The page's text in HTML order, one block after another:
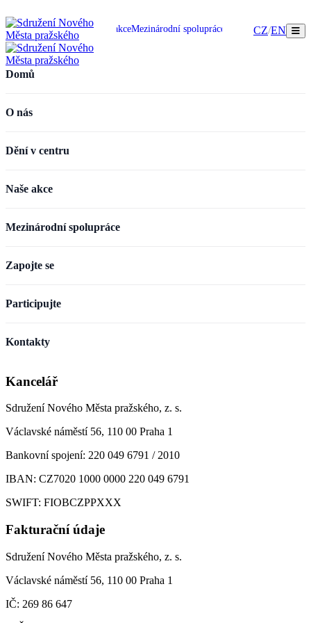
O násDění v centruNaše akceMezinárodní spolupráce Zapojte seParticipujte
CZ/EN
Domů
O nás
Dění v centru
Naše akce
Mezinárodní spolupráce
Zapojte se
Participujte
Kontakty
Kancelář
Sdružení Nového Města pražského, z. s.
Václavské náměstí 56, 110 00 Praha 1
Bankovní spojení: 220 049 6791 / 2010
IBAN: CZ7020 1000 0000 220 049 6791
SWIFT: FIOBCZPPXXX
Fakturační údaje
Sdružení Nového Města pražského, z. s.
Václavské náměstí 56, 110 00 Praha 1
IČ: 269 86 647